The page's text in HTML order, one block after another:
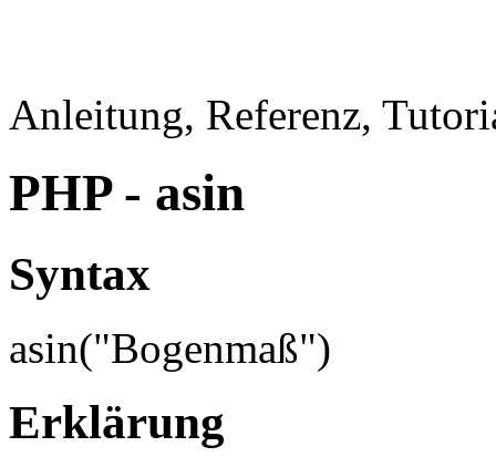
Anleitung, Referenz,
PHP - asin
Syntax
asin("Bogenmaß")
Erklärung